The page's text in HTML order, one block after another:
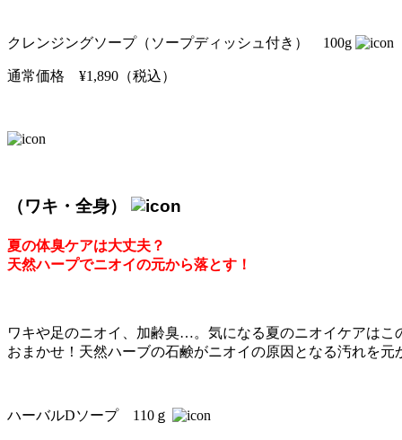
クレンジングソープ（ソープディッシュ付き） 100g
通常価格 ¥1,890（税込）
（ワキ・全身）
夏の体臭ケアは大丈夫？
天然ハープでニオイの元から落とす！
ワキや足のニオイ、加齢臭…。気になる夏のニオイケアはこ
おまかせ！天然ハーブの石鹸がニオイの原因となる汚れを元
ハーバルDソープ 110ｇ